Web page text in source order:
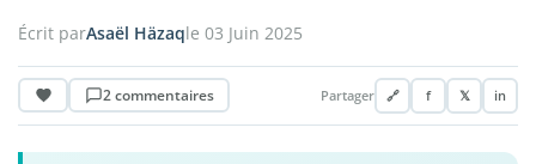
Écrit parAsaël Häzaqle 03 Juin 2025
2 commentaires Partager 🔗 f 𝕏 in